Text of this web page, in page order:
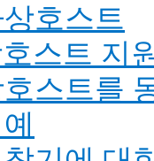
호스트
스트 지
스트를